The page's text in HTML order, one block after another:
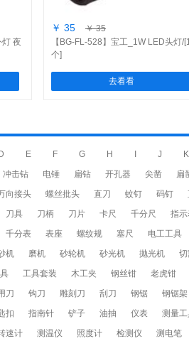
夜
￥ 35
￥ 35
【BG-FL-528】宝工_1W LED头灯/
个]
去看看
D E F G H J
K
冲击钻 电锤 扁钻 开孔器 尖凿
扁
向接头 螺丝批头 直刀 蚊钉 码钉
刀具 刀柄 刀片 卡尺 千分尺
指
千分表 表座 螺纹规 塞尺
电工工具
机 磨机 砂轮机 砂光机 抛光机
工具套装 木工夹 钢丝钳
老虎钳
刀 钩刀 雕刻刀 刮刀 钢锯
钢锯架
扣 指南针 铲子 油抽 仪表
测量
速计 测温仪 照度计 检测仪
测电笔